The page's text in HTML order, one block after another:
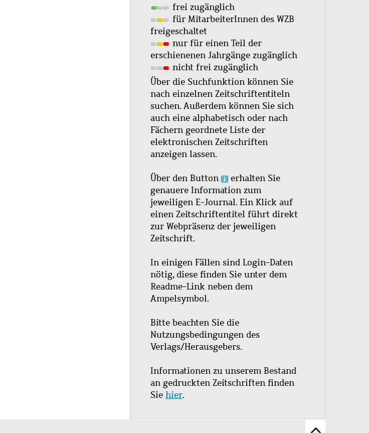
frei zugänglich
für MitarbeiterInnen des WZB
freigeschaltet
nur für einen Teil der
erschienenen Jahrgänge zugänglich
nicht frei zugänglich
Über die Suchfunktion können Sie
nach einzelnen Zeitschriftentiteln
suchen. Außerdem können Sie sich
auch eine alphabetisch oder nach
Fächern geordnete Liste der
elektronischen Zeitschriften
anzeigen lassen.
Über den Button
erhalten Sie
genauere Information zum
jeweiligen E-Journal. Ein Klick auf
einen Zeitschriftentitel führt direkt
zur Webpräsenz der jeweiligen
Zeitschrift.
In einigen Fällen sind Login-Daten
nötig, diese finden Sie unter dem
Readme-Link neben dem
Ampelsymbol.
Bitte beachten Sie die
Nutzungsbedingungen des
Verlags/Herausgebers.
Informationen zu unserem Bestand
an gedruckten Zeitschriften finden
Sie hier.